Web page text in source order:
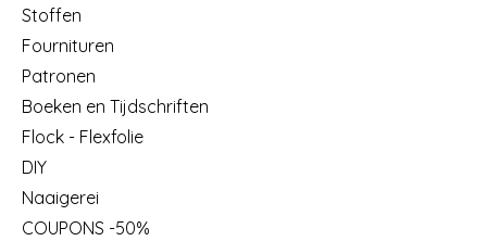
Stoffen
Fournituren
Patronen
Boeken en Tijdschriften
Flock - Flexfolie
DIY
Naaigerei
COUPONS -50%